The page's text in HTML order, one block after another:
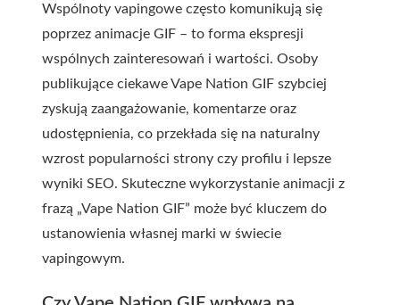
Wspólnoty vapingowe często komunikują się
poprzez animacje GIF – to forma ekspresji
wspólnych zainteresowań i wartości. Osoby
publikujące ciekawe Vape Nation GIF szybciej
zyskują zaangażowanie, komentarze oraz
udostępnienia, co przekłada się na naturalny
wzrost popularności strony czy profilu i lepsze
wyniki SEO. Skuteczne wykorzystanie animacji z
frazą „Vape Nation GIF” może być kluczem do
ustanowienia własnej marki w świecie
vapingowym.